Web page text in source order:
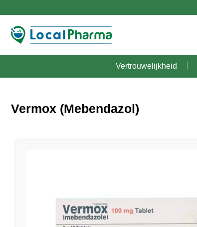
Vertrouwelijkheid
Vermox (Mebendazol)